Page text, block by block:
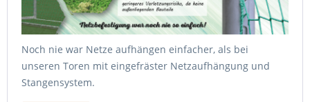
Noch nie war Netze aufhängen einfacher, als bei
unseren Toren mit eingefräster Netzaufhängung und
Stangensystem.